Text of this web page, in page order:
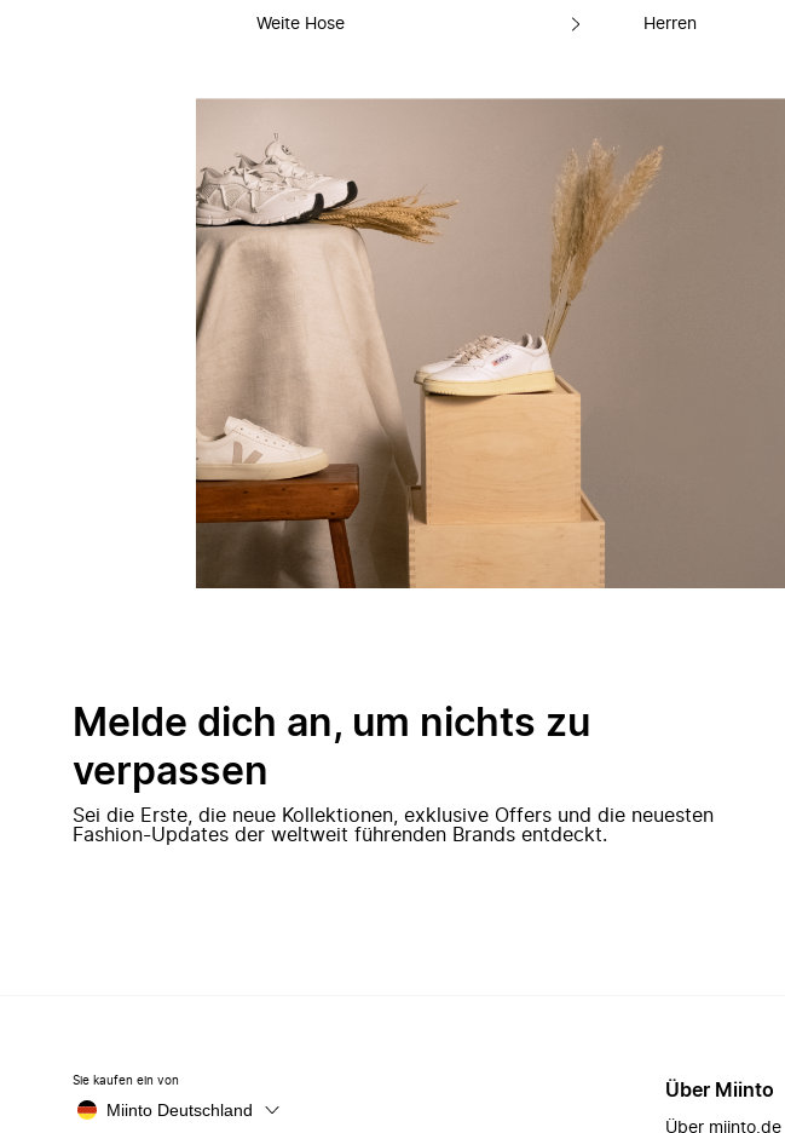
Weite Hose Herren
Melde dich an, um nichts zu
verpassen
Sei die Erste, die neue Kollektionen, exklusive Offers und die neuesten
Fashion-Updates der weltweit führenden Brands entdeckt.
Sie kaufen ein von
Miinto Deutschland
Über Miinto
Über miinto.de